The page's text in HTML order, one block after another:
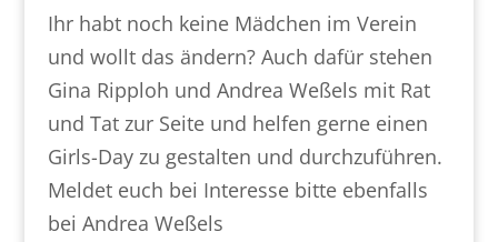
Ihr habt noch keine Mädchen im Verein
und wollt das ändern? Auch dafür stehen
Gina Ripploh und Andrea Weßels mit Rat
und Tat zur Seite und helfen gerne einen
Girls-Day zu gestalten und durchzuführen.
Meldet euch bei Interesse bitte ebenfalls
bei Andrea Weßels